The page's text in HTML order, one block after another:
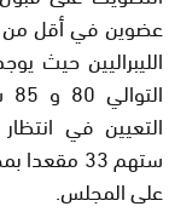
عضوين في أقل من
الليبراليين حيث
التعيين في
ستهم 33
على المجلس.